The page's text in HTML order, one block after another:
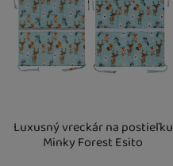
Luxusný vreckár na postieľku
Minky Forest Esito